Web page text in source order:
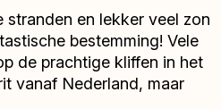
stranden en lekker veel zon
bestemming! Vele
de prachtige kliffen in het
vanaf Nederland, maar